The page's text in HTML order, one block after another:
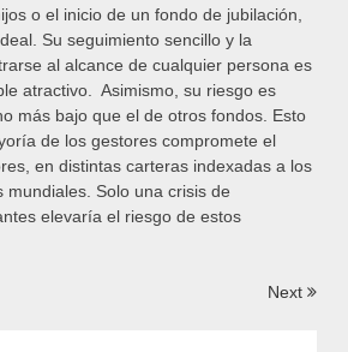
o el inicio de un fondo de jubilación,
Su seguimiento sencillo y la
al alcance de cualquier persona es
atractivo. Asimismo, su riesgo es
más bajo que el de otros fondos. Esto
de los gestores compromete el
en distintas carteras indexadas a los
mundiales. Solo una crisis de
elevaría el riesgo de estos
Next